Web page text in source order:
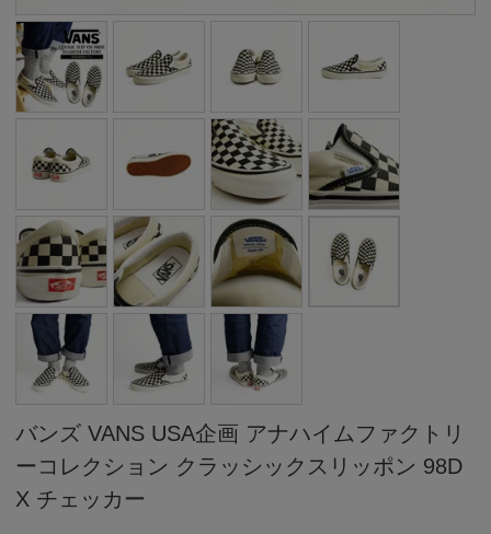
バンズ VANS USA企画 アナハイムファクトリ
ーコレクション クラッシックスリッポン 98D
X チェッカー